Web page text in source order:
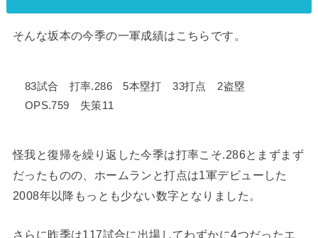
そんな坂本の今季の一軍成績はこちらです。
83試合 打率.286 5本塁打 33打点 2盗塁
OPS.759 失策11
怪我と復帰を繰り返した今季は打率こそ.286とまずまず
だったものの、ホームランと打点は1軍デビューした
2008年以降もっとも少ない数字となりました。
さらに昨季は117試合に出場してわずかに4つだったエ